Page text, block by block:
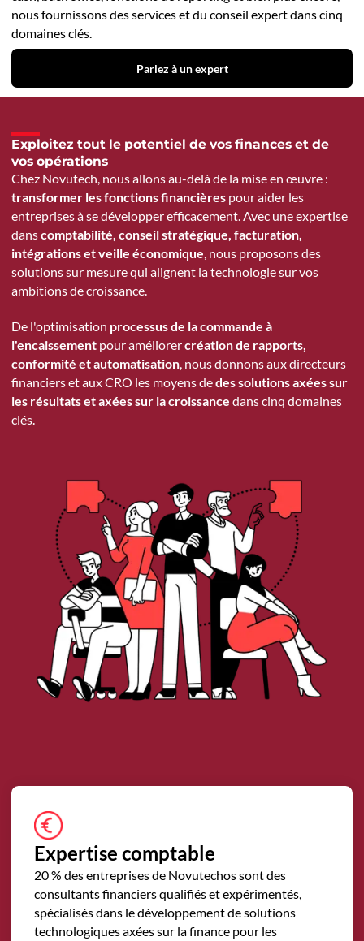
nous fournissons des services et du conseil expert dans cinq
domaines clés.
Parlez à un expert
Exploitez tout le potentiel de vos finances et de
vos opérations
Chez Novutech, nous allons au-delà de la mise en œuvre :
transformer les fonctions financièrespour aider les
entreprises à se développer efficacement. Avec une expertise
danscomptabilité, conseil stratégique, facturation,
intégrations et veille économique, nous proposons des
solutions sur mesure qui alignent la technologie sur vos
ambitions de croissance.
De l'optimisation processus de la commande à
l'encaissementpour améliorercréation de rapports,
conformité et automatisation, nous donnons aux directeurs
financiers et aux CRO les moyens dedes solutions axées sur
les résultats et axées sur la croissance dans cinq domaines
clés.
Expertise comptable
20 % des entreprises de Novutechos sont des
consultants financiers qualifiés et expérimentés,
spécialisés dans le développement de solutions
technologiques axées sur la finance pour les